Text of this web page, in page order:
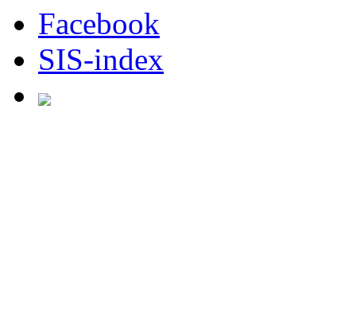
Facebook
SIS-index